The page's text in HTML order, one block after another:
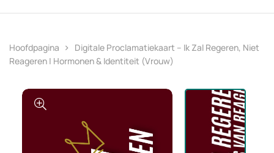
Hoofdpagina
Digitale Proclamatiekaart – Ik Zal Regeren, Niet
Reageren | Hormonen & Identiteit (vrouw)